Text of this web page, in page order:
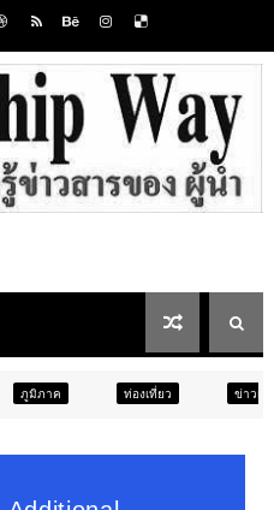
ที่ยว ข่าวเด่น